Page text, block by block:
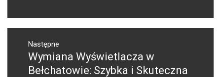
Następne
Następny
post:
Wymiana Wyświetlacza w
Bełchatowie: Szybka i Skuteczna